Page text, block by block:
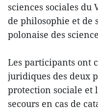
sciences sociales du
de philosophie et de
polonaise des
Les participants ont
juridiques des deux
protection sociale et
secours en cas de